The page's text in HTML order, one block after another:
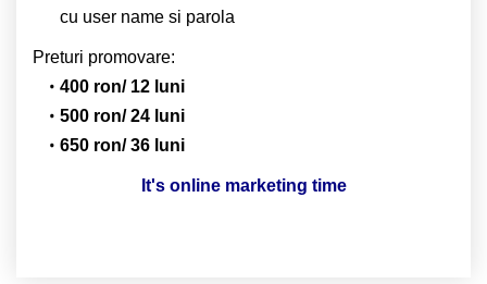
cu user name si parola
Preturi promovare:
400 ron/ 12 luni
500 ron/ 24 luni
650 ron/ 36 luni
It's online marketing time